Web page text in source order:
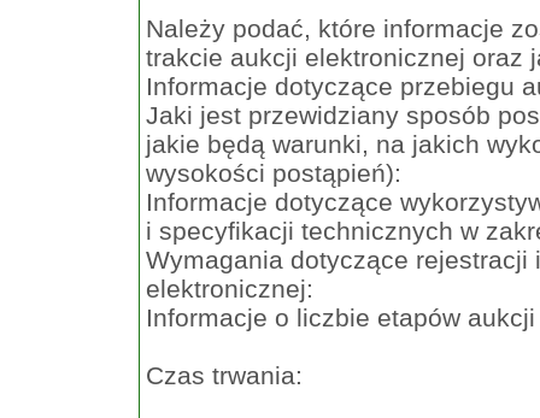
Należy podać, które informacje
trakcie aukcji elektronicznej oraz
Informacje dotyczące przebiegu
Jaki jest przewidziany sposób
jakie będą warunki, na jakich
wysokości postąpień):
Informacje dotyczące
i specyfikacji technicznych w
Wymagania dotyczące
elektronicznej:
Informacje o liczbie etapów
Czas trwania: